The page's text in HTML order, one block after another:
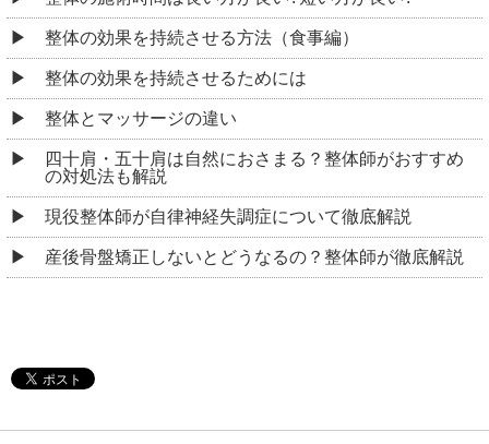
整体の効果を持続させる方法（食事編）
整体の効果を持続させるためには
整体とマッサージの違い
四十肩・五十肩は自然におさまる？整体師がおすすめ
の対処法も解説
現役整体師が自律神経失調症について徹底解説
産後骨盤矯正しないとどうなるの？整体師が徹底解説